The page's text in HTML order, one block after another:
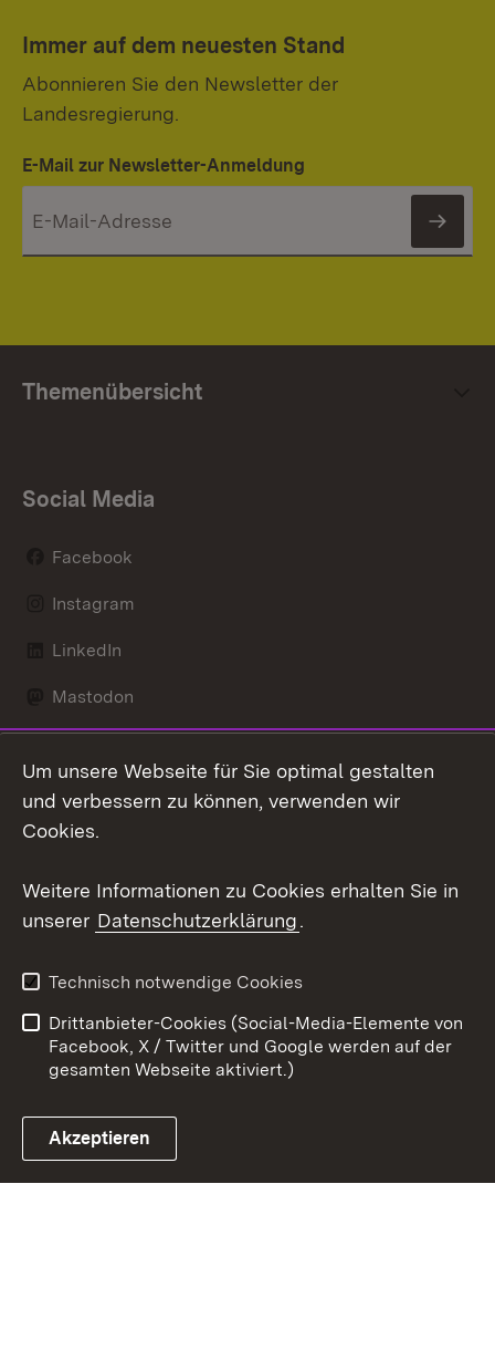
Immer auf dem neuesten Stand
Abonnieren Sie den Newsletter der
Landesregierung.
E-Mail zur Newsletter-Anmeldung
Themenübersicht
Social Media
Facebook
Instagram
LinkedIn
Mastodon
X / Twitter
Youtube
Link zum Landesportal
Kontakt
Datenschutz
Barrierefreiheit
Impressum Cookies
Um unsere Webseite für Sie optimal gestalten
und verbessern zu können, verwenden wir
Cookies.
Weitere Informationen zu Cookies erhalten Sie in
unserer Datenschutzerklärung.
Technisch notwendige Cookies
Drittanbieter-Cookies (Social-Media-Elemente von
Facebook, X / Twitter und Google werden auf der
gesamten Webseite aktiviert.)
Akzeptieren